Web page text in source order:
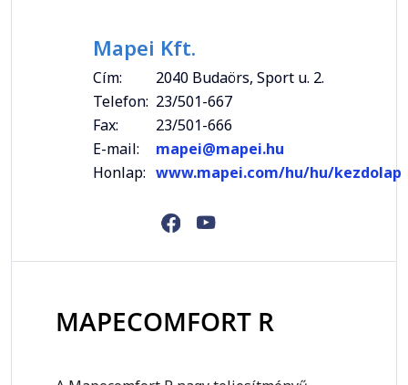
Mapei Kft.
Cím:
2040 Budaörs, Sport u. 2.
Telefon: 23/501-667
Fax:
23/501-666
E-mail:
mapei@mapei.hu
Honlap: www.mapei.com/hu/hu/kezdolap
MAPECOMFORT R